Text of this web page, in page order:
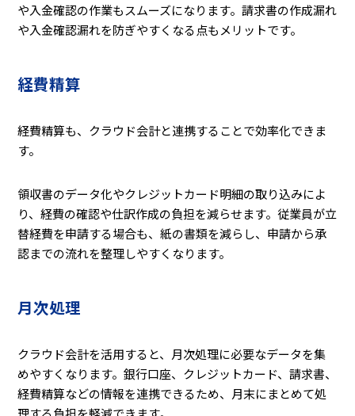
や入金確認の作業もスムーズになります。請求書の作成漏れ
や入金確認漏れを防ぎやすくなる点もメリットです。
経費精算
経費精算も、クラウド会計と連携することで効率化できま
す。
領収書のデータ化やクレジットカード明細の取り込みによ
り、経費の確認や仕訳作成の負担を減らせます。従業員が立
替経費を申請する場合も、紙の書類を減らし、申請から承
認までの流れを整理しやすくなります。
月次処理
クラウド会計を活用すると、月次処理に必要なデータを集
めやすくなります。銀行口座、クレジットカード、請求書、
経費精算などの情報を連携できるため、月末にまとめて処